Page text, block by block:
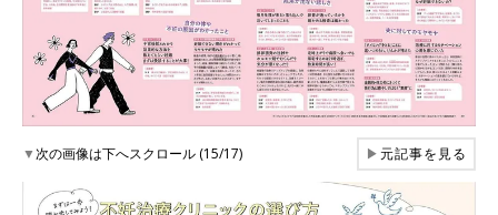
▼次の画像は下へスクロール (15/17) ▶元記事を見る